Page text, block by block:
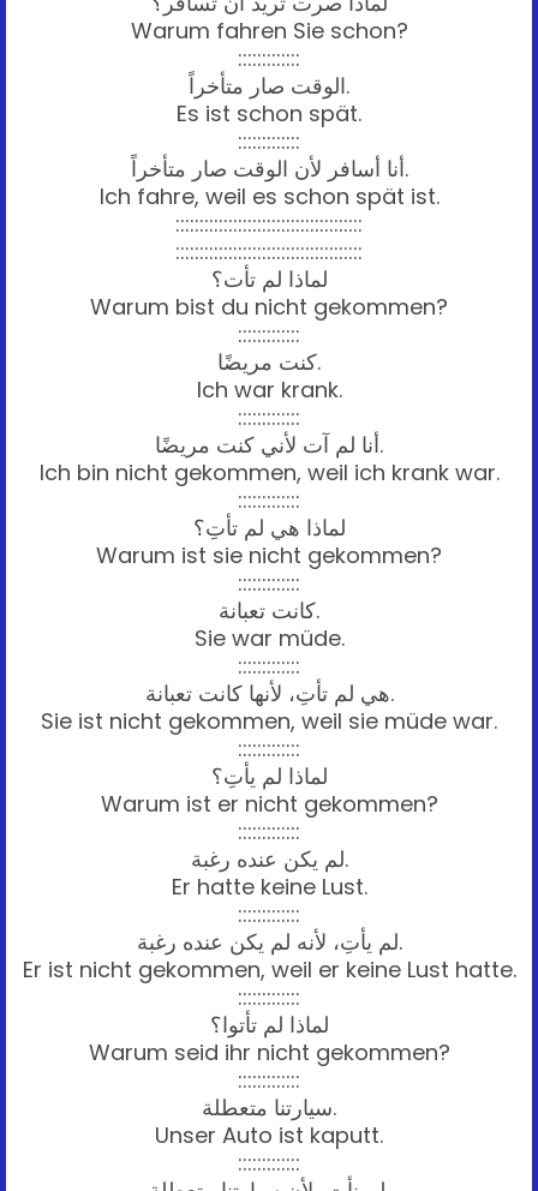
Warum fahren Sie schon?
:::::::::::::
الوقت صار متأخراً.
Es ist schon spät.
:::::::::::::
أنا أسافر لأن الوقت صار متأخراً.
Ich fahre, weil es schon spät ist.
:::::::::::::::::::::::::::::::::::::::
:::::::::::::::::::::::::::::::::::::::
لماذا لم تأت؟
Warum bist du nicht gekommen?
:::::::::::::
كنت مريضًا.
Ich war krank.
:::::::::::::
أنا لم آت لأني كنت مريضًا.
Ich bin nicht gekommen, weil ich krank war.
:::::::::::::
لماذا هي لم تأتِ؟
Warum ist sie nicht gekommen?
:::::::::::::
كانت تعبانة.
Sie war müde.
:::::::::::::
هي لم تأتِ، لأنها كانت تعبانة.
Sie ist nicht gekommen, weil sie müde war.
:::::::::::::
لماذا لم يأتِ؟
Warum ist er nicht gekommen?
:::::::::::::
لم يكن عنده رغبة.
Er hatte keine Lust.
:::::::::::::
لم يأتِ، لأنه لم يكن عنده رغبة.
Er ist nicht gekommen, weil er keine Lust hatte.
:::::::::::::
لماذا لم تأتوا؟
Warum seid ihr nicht gekommen?
:::::::::::::
سيارتنا متعطلة.
Unser Auto ist kaputt.
:::::::::::::